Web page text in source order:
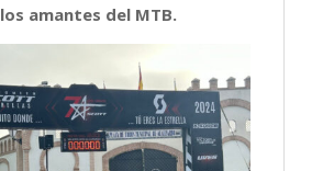
los amantes del MTB.